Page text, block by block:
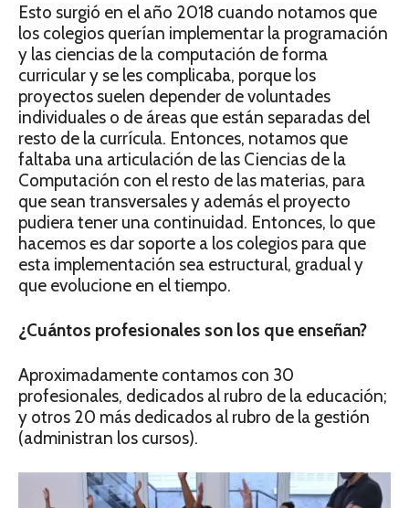
Esto surgió en el año 2018 cuando notamos que
los colegios querían implementar la programación
y las ciencias de la computación de forma
curricular y se les complicaba, porque los
proyectos suelen depender de voluntades
individuales o de áreas que están separadas del
resto de la currícula. Entonces, notamos que
faltaba una articulación de las Ciencias de la
Computación con el resto de las materias, para
que sean transversales y además el proyecto
pudiera tener una continuidad. Entonces, lo que
hacemos es dar soporte a los colegios para que
esta implementación sea estructural, gradual y
que evolucione en el tiempo.
¿Cuántos profesionales son los que enseñan?
Aproximadamente contamos con 30
profesionales, dedicados al rubro de la educación;
y otros 20 más dedicados al rubro de la gestión
(administran los cursos).